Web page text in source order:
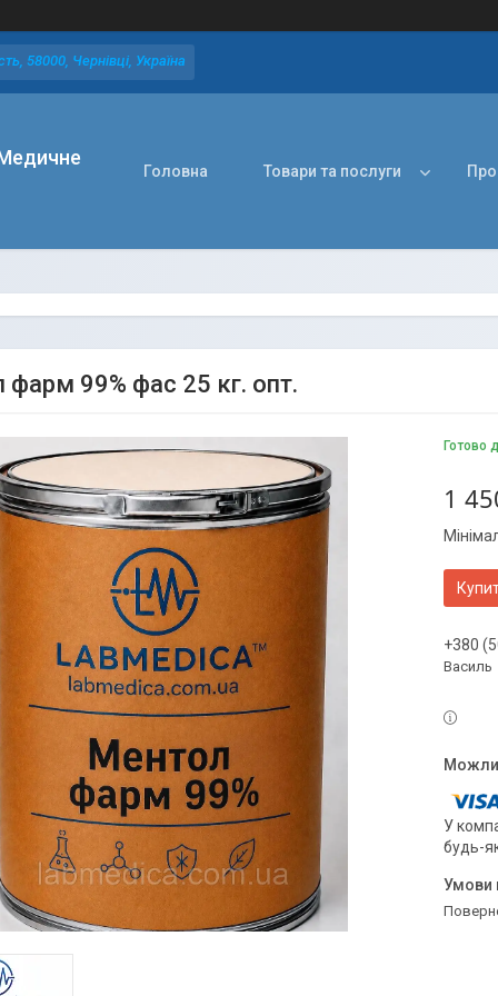
58000, Чернівці, Україна
Головна Товари та послуги
99% фас 25 кг. опт.
Готово
1
+380
Василь
У
будь-